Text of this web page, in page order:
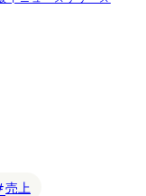
売上